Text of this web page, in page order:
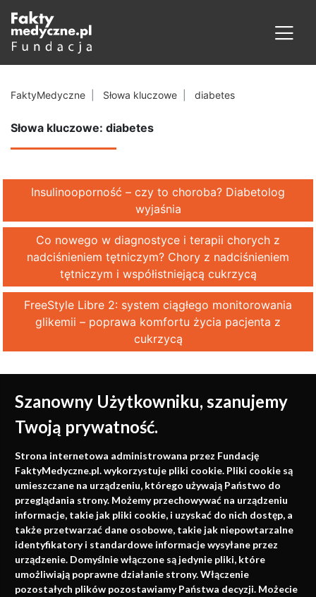
Szanowny Użytkowniku, szanujemy
Twoją prywatność.
Strona internetowa administrowana przez Fundację
FaktyMedyczne.pl. wykorzystuje pliki cookie. Pliki cookie są
umieszczane na urządzeniu, którego używają Państwo do
przeglądania strony. Możemy przechowywać na urządzeniu
informacje, takie jak pliki cookie, i uzyskać do nich dostęp, a
także przetwarzać dane osobowe, takie jak niepowtarzalne
identyfikatory i standardowe informacje wysyłane przez
urządzenie. Domyślnie włączone są jedynie pliki, które
umożliwiają poprawne działanie strony. Włączenie
pozostałych plików pozostawiamy Państwa decyzji. Możecie
FaktyMedyczne Słowa kluczowe diabetes
Słowa kluczowe: diabetes
Insulinooporność – czy to choroba? Diabetolog
wyjaśnia
Co nowego w diagnostyce i terapii chorych z
nadciśnieniem tętniczym? Chory z nadciśnieniem
tętniczym i współistniejącą cukrzycą
FreeStyle Libre 2: system ciągłego monitorowania
glikemii – poprawa komfortu życia pacjenta z
cukrzycą
Medycyna oparta na
faktach
Konferencje, szkolenia, e-learning, wydawnictwo